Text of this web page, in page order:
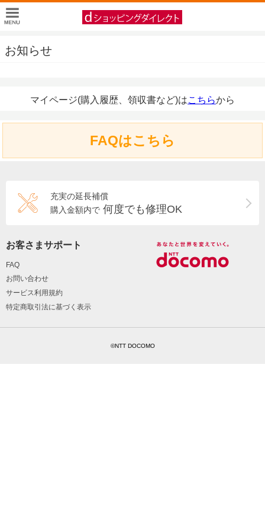
お知らせ
マイページ(購入履歴、領収書など)はこちらから
FAQはこちら
充実の延長補償
購入金額内で 何度でも修理OK
お客さまサポート
FAQ
お問い合わせ
サービス利用規約
特定商取引法に基づく表示
©NTT DOCOMO